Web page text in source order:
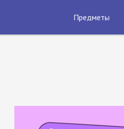
Предметы